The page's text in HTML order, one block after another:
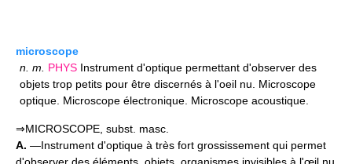
microscope
n. m. PHYS Instrument d'optique permettant d'observer des
objets trop petits pour être discernés à l'oeil nu. Microscope
optique. Microscope électronique. Microscope acoustique.
⇒MICROSCOPE, subst. masc.
A. —Instrument d'optique à très fort grossissement qui permet